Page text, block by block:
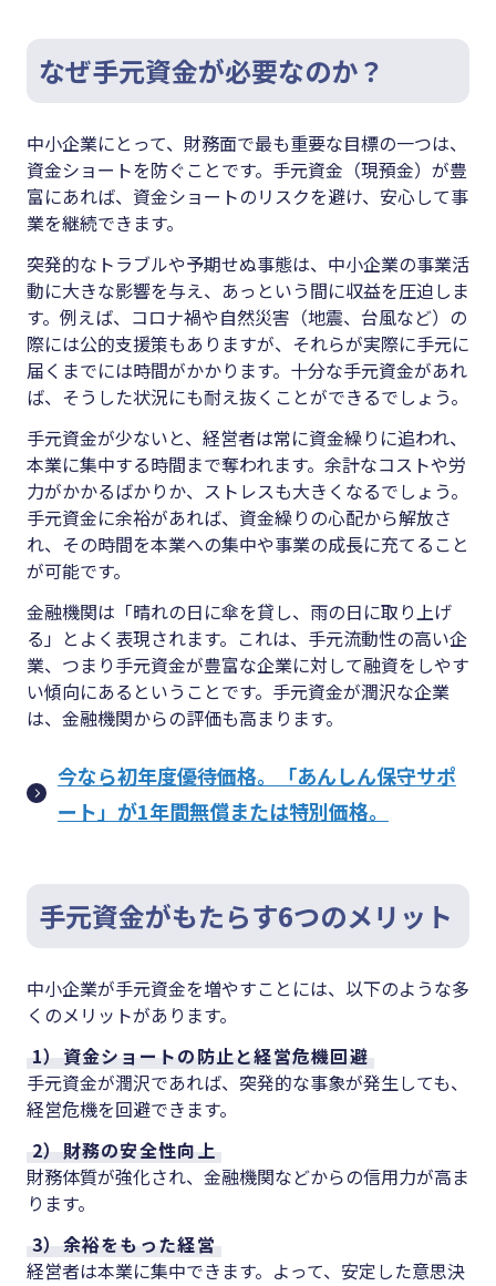
なぜ手元資金が必要なのか？
中小企業にとって、財務面で最も重要な目標の一つは、
資金ショートを防ぐことです。手元資金（現預金）が豊
富にあれば、資金ショートのリスクを避け、安心して事
業を継続できます。
突発的なトラブルや予期せぬ事態は、中小企業の事業活
動に大きな影響を与え、あっという間に収益を圧迫しま
す。例えば、コロナ禍や自然災害（地震、台風など）の
際には公的支援策もありますが、それらが実際に手元に
届くまでには時間がかかります。十分な手元資金があれ
ば、そうした状況にも耐え抜くことができるでしょう。
手元資金が少ないと、経営者は常に資金繰りに追われ、
本業に集中する時間まで奪われます。余計なコストや労
力がかかるばかりか、ストレスも大きくなるでしょう。
手元資金に余裕があれば、資金繰りの心配から解放さ
れ、その時間を本業への集中や事業の成長に充てること
が可能です。
金融機関は「晴れの日に傘を貸し、雨の日に取り上げ
る」とよく表現されます。これは、手元流動性の高い企
業、つまり手元資金が豊富な企業に対して融資をしやす
い傾向にあるということです。手元資金が潤沢な企業
は、金融機関からの評価も高まります。
今なら初年度優待価格。「あんしん保守サポ
ート」が1年間無償または特別価格。
手元資金がもたらす6つのメリット
中小企業が手元資金を増やすことには、以下のような多
くのメリットがあります。
1）資金ショートの防止と経営危機回避
手元資金が潤沢であれば、突発的な事象が発生しても、
経営危機を回避できます。
2）財務の安全性向上
財務体質が強化され、金融機関などからの信用力が高ま
ります。
3）余裕をもった経営
経営者は本業に集中できます。よって、安定した意思決